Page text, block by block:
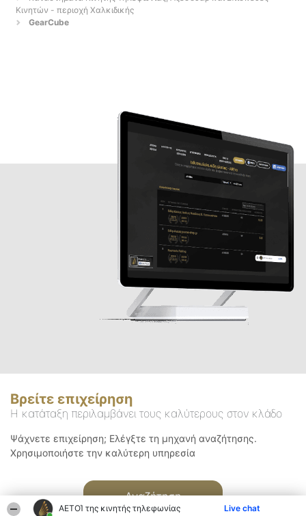
ΑΕΤΟΊ της κινητής τηλεφωνίας Live chat
Κινητών - περιοχή Χαλκιδικής
GearCube
Βρείτε επιχείρηση
Η κατάταξη περιλαμβάνει τους καλύτερους στον κλάδο
Ψάχνετε επιχείρηση; Ελέγξτε τη μηχανή αναζήτησης.
Χρησιμοποιήστε την καλύτερη υπηρεσία
Αναζήτηση